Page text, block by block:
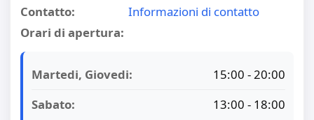
Contatto:
Informazioni di contatto
Orari di apertura:
Martedi, Giovedi:
15:00 - 20:00
Sabato:
13:00 - 18:00